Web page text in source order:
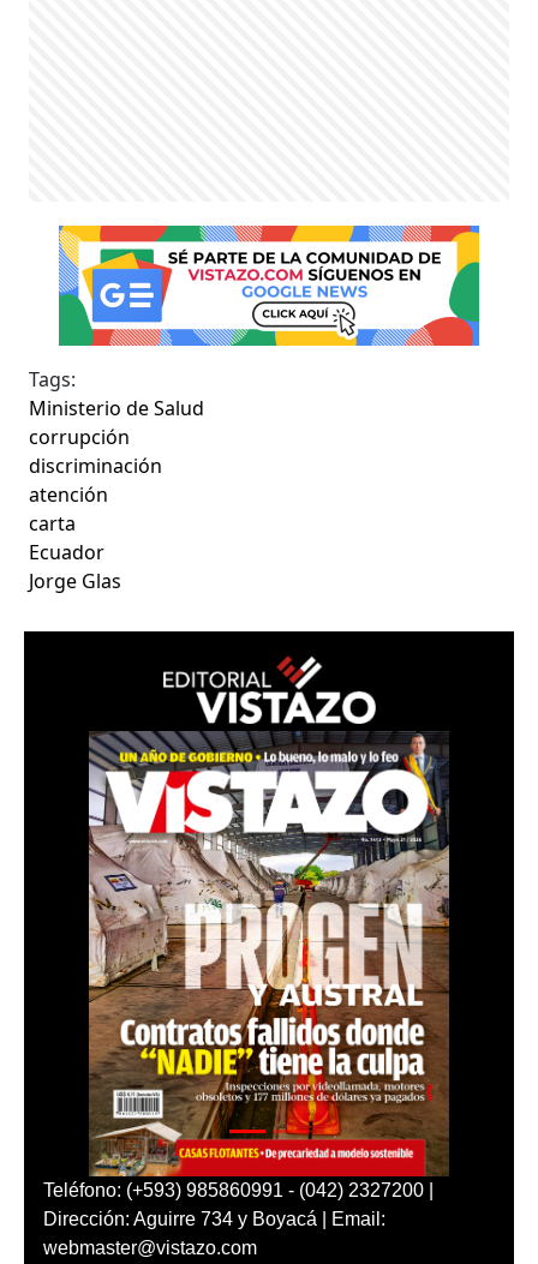
Tags:
Ministerio de Salud
corrupción
discriminación
atención
carta
Ecuador
Jorge Glas
Teléfono: (+593) 985860991 - (042) 2327200 |
Dirección: Aguirre 734 y Boyacá | Email:
webmaster@vistazo.com